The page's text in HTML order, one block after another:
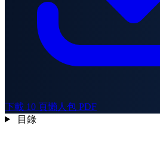
下載 10 頁懶人包 PDF
目錄